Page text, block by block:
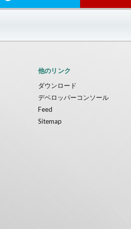
他のリンク
ダウンロード
デベロッパーコンソール
Feed
Sitemap